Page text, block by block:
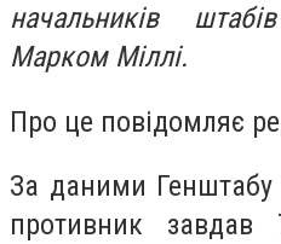
начальників
Марком Міллі.
Про це повідомляє
За даними
противник